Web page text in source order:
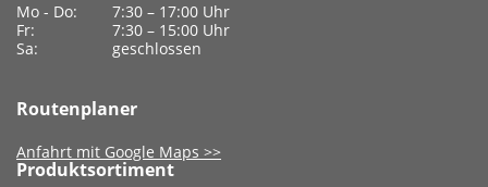
Mo - Do: 7:30 – 17:00 Uhr
Fr:
7:30 – 15:00 Uhr
Sa:
geschlossen
Routenplaner
Anfahrt mit Google Maps >>
Produktsortiment